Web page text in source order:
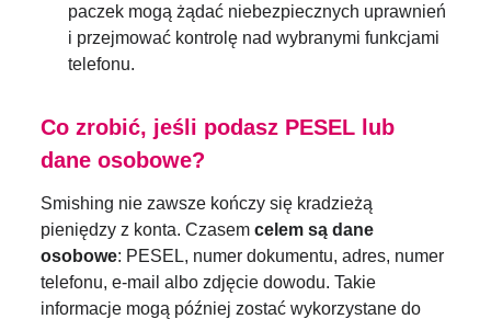
paczek mogą żądać niebezpiecznych uprawnień
i przejmować kontrolę nad wybranymi funkcjami
telefonu.
Co zrobić, jeśli podasz PESEL lub
dane osobowe?
Smishing nie zawsze kończy się kradzieżą
pieniędzy z konta. Czasemcelem są dane
osobowe: PESEL, numer dokumentu, adres, numer
telefonu, e-mail albo zdjęcie dowodu. Takie
informacje mogą później zostać wykorzystane do